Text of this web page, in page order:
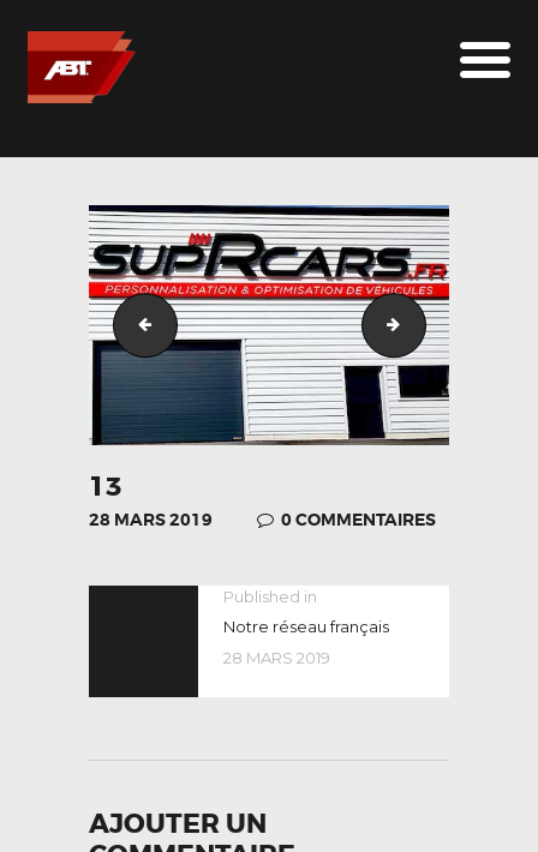
ABT SPORTSLINE FRANCE
MARQUES
LE SUR-MESURE
ABT
CONTACT
Format-15
13
28 MARS 2019 0 COMMENTAIRES
NAVIGATION
Published in
post:
Notre réseau français
28 MARS 2019
AJOUTER UN